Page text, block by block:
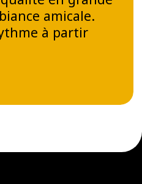
amicale.
à partir